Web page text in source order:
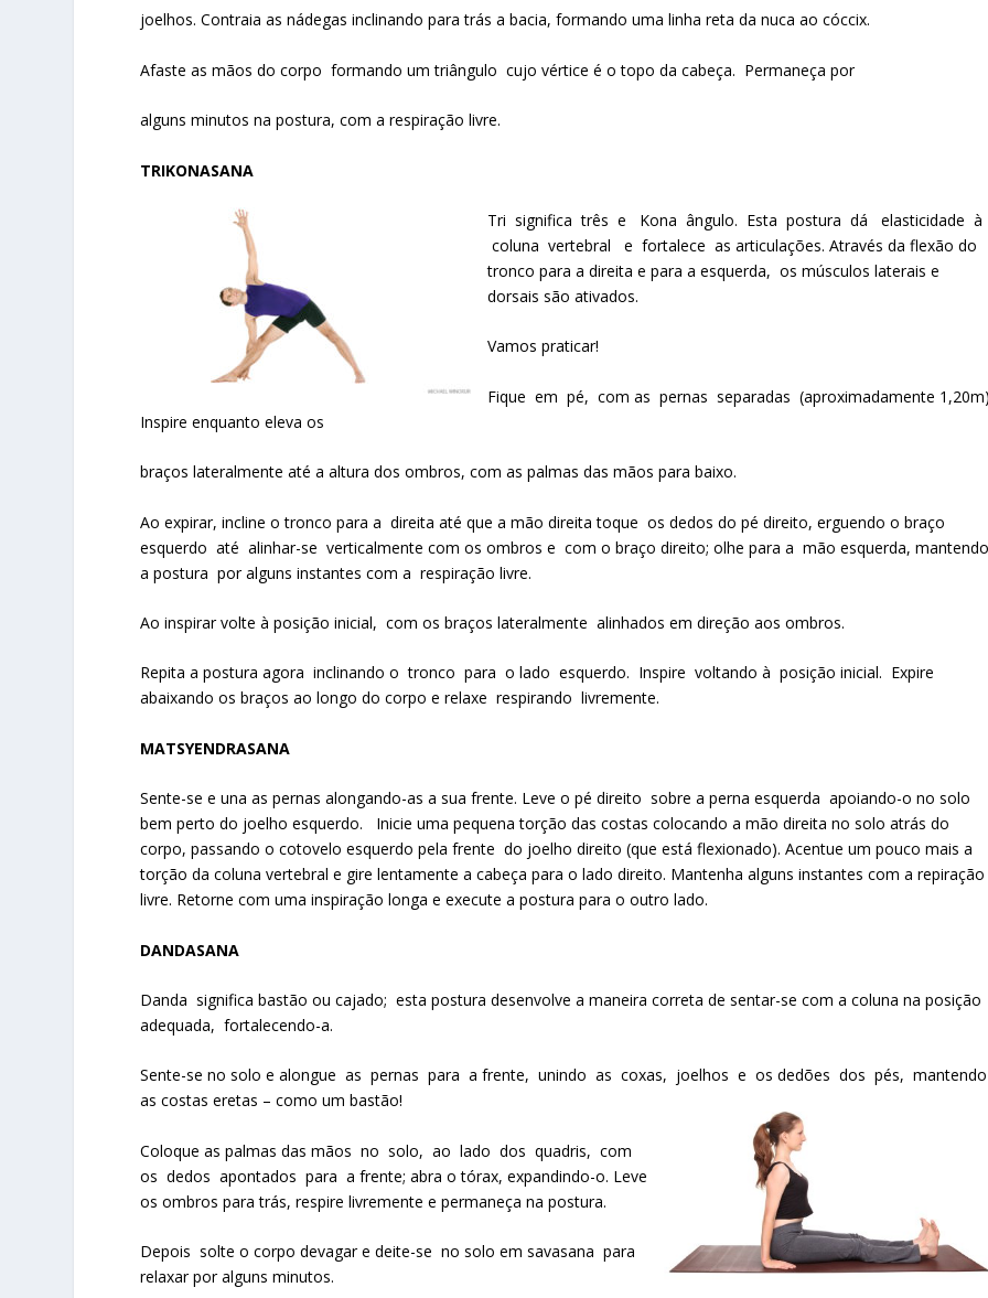
joelhos. Contraia as nádegas inclinando para trás a bacia, formando uma linha reta da nuca ao cóccix.
Afaste as mãos do corpo formando um triângulo cujo vértice é o topo da cabeça. Permaneça por
alguns minutos na postura, com a respiração livre.
TRIKONASANA
Tri significa três e Kona ângulo. Esta postura dá elasticidade à
coluna vertebral e fortalece as articulações. Através da flexão do
tronco para a direita e para a esquerda, os músculos laterais e
dorsais são ativados.
Vamos praticar!
Fique em pé, com as pernas separadas (aproximadamente
Inspire enquanto eleva os
braços lateralmente até a altura dos ombros, com as palmas das mãos para baixo.
Ao expirar, incline o tronco para a direita até que a mão direita toque os dedos do pé direito, erguendo o braço
esquerdo até alinhar-se verticalmente com os ombros e com o braço direito; olhe para a mão esquerda,
a postura por alguns instantes com a respiração livre.
Ao inspirar volte à posição inicial, com os braços lateralmente alinhados em direção aos ombros.
Repita a postura agora inclinando o tronco para o lado esquerdo. Inspire voltando à posição inicial. Expire
abaixando os braços ao longo do corpo e relaxe respirando livremente.
MATSYENDRASANA
Sente-se e una as pernas alongando-as a sua frente. Leve o pé direito sobre a perna esquerda apoiando-o no solo
bem perto do joelho esquerdo. Inicie uma pequena torção das costas colocando a mão direita no solo atrás do
corpo, passando o cotovelo esquerdo pela frente do joelho direito (que está flexionado). Acentue um pouco mais a
torção da coluna vertebral e gire lentamente a cabeça para o lado direito. Mantenha alguns instantes com a repiração
livre. Retorne com uma inspiração longa e execute a postura para o outro lado.
DANDASANA
Danda significa bastão ou cajado; esta postura desenvolve a maneira correta de sentar-se com a coluna na posição
adequada, fortalecendo-a.
Sente-se no solo e alongue as pernas para a frente, unindo as coxas, joelhos e os dedões dos pés, mantendo
as costas eretas – como um bastão!
Coloque as palmas das mãos no solo, ao lado dos quadris, com
os dedos apontados para a frente; abra o tórax, expandindo-o. Leve
os ombros para trás, respire livremente e permaneça na postura.
Depois solte o corpo devagar e deite-se no solo em savasana para
relaxar por alguns minutos.